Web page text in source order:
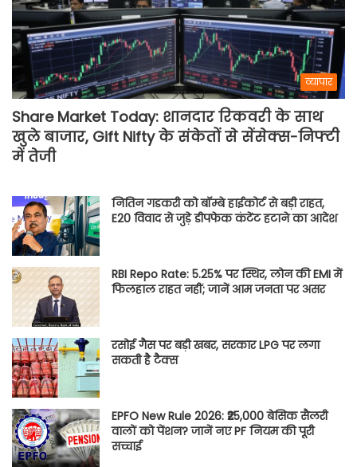
व्यापार
Share Market Today: शानदार रिकवरी के साथ
खुले बाजार, Gift Nifty के संकेतों से सेंसेक्स-निफ्टी
में तेजी
नितिन गडकरी को बॉम्बे हाईकोर्ट से बड़ी राहत,
E20 विवाद से जुड़े डीपफेक कंटेंट हटाने का आदेश
RBI Repo Rate: 5.25% पर स्थिर, लोन की EMI में
फिलहाल राहत नहीं; जानें आम जनता पर असर
रसोई गैस पर बड़ी खबर, सरकार LPG पर लगा
सकती है टैक्स
EPFO New Rule 2026: ₹25,000 बेसिक सैलरी
वालों को पेंशन? जानें नए PF नियम की पूरी
सच्चाई